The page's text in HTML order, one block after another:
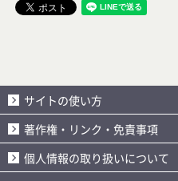
サイトの使い方
著作権・リンク・免責事項
個人情報の取り扱いについて